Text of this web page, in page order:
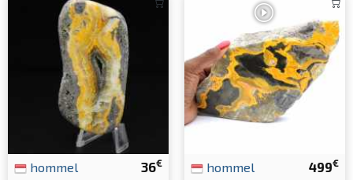
36€
hommel 499€
hommel